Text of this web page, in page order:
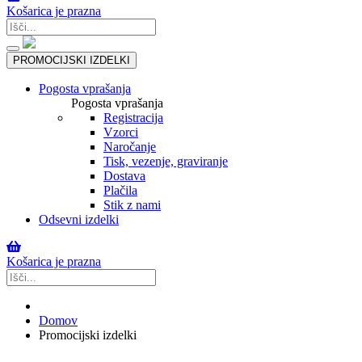
Košarica je prazna
Toggle
navigation
PROMOCIJSKI IZDELKI
Pogosta vprašanja
Pogosta vprašanja
Registracija
Vzorci
Naročanje
Tisk, vezenje, graviranje
Dostava
Plačila
Stik z nami
Odsevni izdelki
Košarica je prazna
Domov
Promocijski izdelki